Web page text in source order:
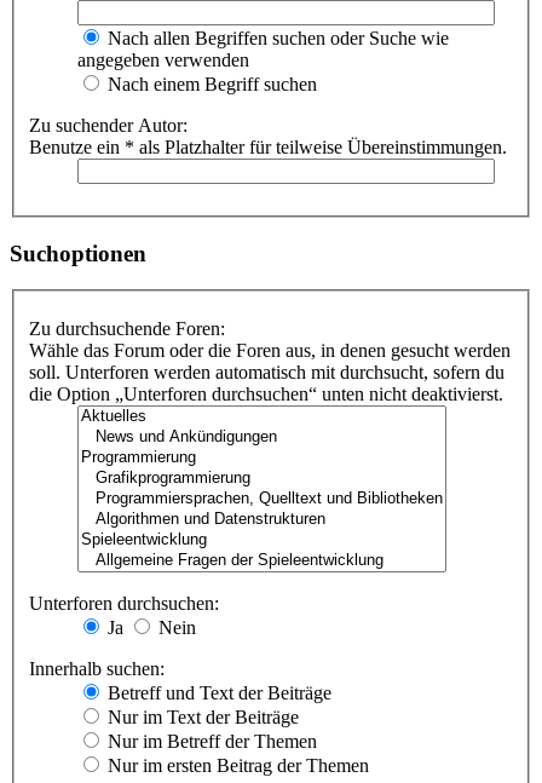
Nach allen Begriffen suchen oder Suche wie
angegeben verwenden
Nach einem Begriff suchen
Zu suchender Autor:
Benutze ein * als Platzhalter für teilweise Übereinstimmungen.
Suchoptionen
Zu durchsuchende Foren:
Wähle das Forum oder die Foren aus, in denen gesucht werden
soll. Unterforen werden automatisch mit durchsucht, sofern du
die Option „Unterforen durchsuchen“ unten nicht deaktivierst.
Unterforen durchsuchen:
Ja
Nein
Innerhalb suchen:
Betreff und Text der Beiträge
Nur im Text der Beiträge
Nur im Betreff der Themen
Nur im ersten Beitrag der Themen